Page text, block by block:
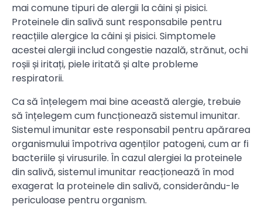
mai comune tipuri de alergii la câini și pisici.
Proteinele din salivă sunt responsabile pentru
reacțiile alergice la câini și pisici. Simptomele
acestei alergii includ congestie nazală, strănut, ochi
roșii și iritați, piele iritată și alte probleme
respiratorii.
Ca să înțelegem mai bine această alergie, trebuie
să înțelegem cum funcționează sistemul imunitar.
Sistemul imunitar este responsabil pentru apărarea
organismului împotriva agenților patogeni, cum ar fi
bacteriile și virusurile. În cazul alergiei la proteinele
din salivă, sistemul imunitar reacționează în mod
exagerat la proteinele din salivă, considerându-le
periculoase pentru organism.